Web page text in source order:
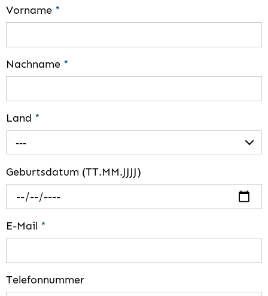
Vorname *
Nachname *
Land *
---
Geburtsdatum (TT.MM.JJJJ)
E-Mail *
Telefonnummer